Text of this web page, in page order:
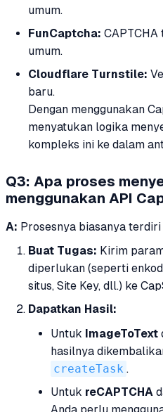
umum.
FunCaptcha:
umum.
Cloudflare Turnstile:
baru.
Dengan menggunakan
menyatukan logika
kompleks ini ke dalam
Q3: Apa proses
menggunakan API
A: Prosesnya biasanya
Buat Tugas: Kirim
diperlukan (seperti
situs, Site Key, dll.) ke
Dapatkan Hasil:
Untuk ImageToText
hasilnya
createTask .
Untuk reCAPTCHA
Anda perlu